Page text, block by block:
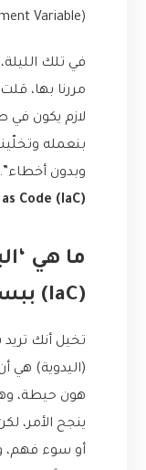
(Environment Variable) ناقص.
في تلك
مررنا بها،
لازم يكون
بنعمله
وبدون
Code (IaC)
ما هي
(IaC) ببساطة؟
تخيل أنك تريد
(اليدوية) هي
هون حيطة،
ينجح الأمر،
أو سوء فهم،